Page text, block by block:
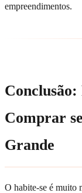
empreendimentos.
Conclusão:
Comprar
Grande
O habite-se é muito